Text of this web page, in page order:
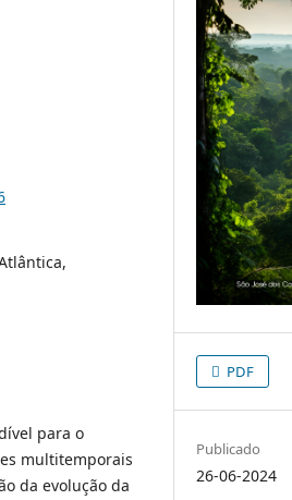
para o
multitemporais
da evolução da
PDF
Publicado
26-06-2024